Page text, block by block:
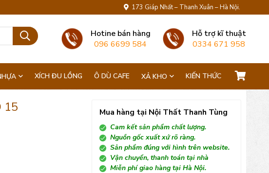
173 Giáp Nhất – Thanh Xuân – Hà Nội.
Hotine bán hàng
096 6699 584
Hỗ trợ kĩ thuật
0334 671 958
XÍCH ĐU LỒNG Ô DÙ CAFE XẢ KHO KIẾN THỨC
15 Mua hàng tại Nội Thất Thanh Tùng
Cam kết sản phẩm chất lượng.
Nguồn gốc xuất xứ rõ ràng.
Sản phẩm đúng với hình trên website.
Vận chuyển, thanh toán tại nhà
Miễn phí giao hàng tại Hà Nội.